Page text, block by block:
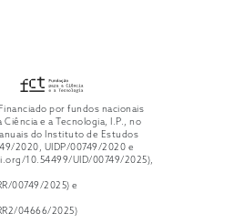
por fundos nacionais
Ciência e a Tecnologia, I.P., no
do Instituto de Estudos
2020, UIDP/00749/2020 e
10.54499/UID/00749/2025),
00749/2025) e
04666/2025)